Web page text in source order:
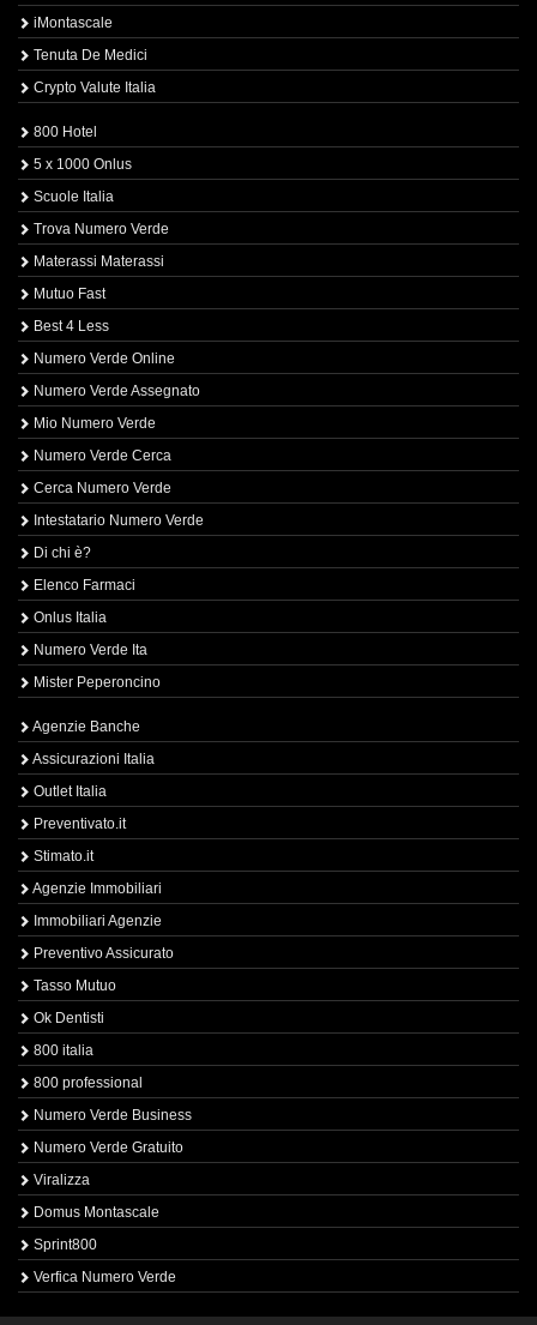
iMontascale
Tenuta De Medici
Crypto Valute Italia
800 Hotel
5 x 1000 Onlus
Scuole Italia
Trova Numero Verde
Materassi Materassi
Mutuo Fast
Best 4 Less
Numero Verde Online
Numero Verde Assegnato
Mio Numero Verde
Numero Verde Cerca
Cerca Numero Verde
Intestatario Numero Verde
Di chi è?
Elenco Farmaci
Onlus Italia
Numero Verde Ita
Mister Peperoncino
Agenzie Banche
Assicurazioni Italia
Outlet Italia
Preventivato.it
Stimato.it
Agenzie Immobiliari
Immobiliari Agenzie
Preventivo Assicurato
Tasso Mutuo
Ok Dentisti
800 italia
800 professional
Numero Verde Business
Numero Verde Gratuito
Viralizza
Domus Montascale
Sprint800
Verfica Numero Verde